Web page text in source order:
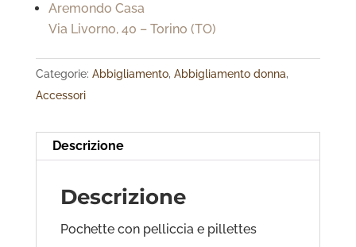
Aremondo Casa
Via Livorno, 40 – Torino (TO)
Categorie: Abbigliamento, Abbigliamento donna,
Accessori
Descrizione
Descrizione
Pochette con pelliccia e pillettes